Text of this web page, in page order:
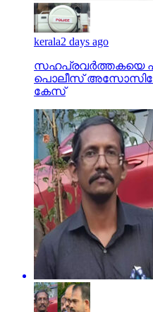
kerala2 days ago
സഹപ്രവര്‍ത്തകയെ
പൊലീസ്
കേസ്